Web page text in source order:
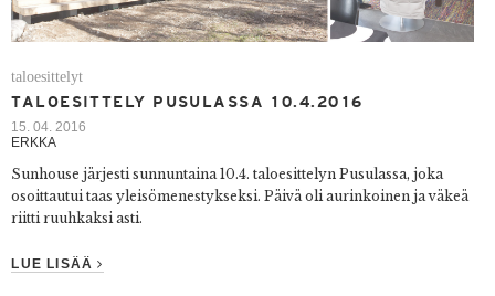
taloesittelyt
TALOESITTELY PUSULASSA 10.4.2016
15. 04. 2016
ERKKA
Sunhouse järjesti sunnuntaina 10.4. taloesittelyn Pusulassa, joka
osoittautui taas yleisömenestykseksi. Päivä oli aurinkoinen ja väkeä
riitti ruuhkaksi asti.
LUE LISÄÄ